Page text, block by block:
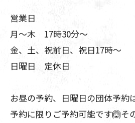
営業日
月〜木 17時30分〜
金、土、祝前日、祝日17時〜
日曜日 定休日
お昼の予約、日曜日の団体予約
予約に限りご予約可能です🙆そ